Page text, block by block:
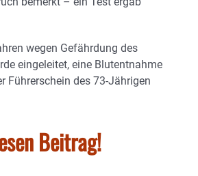
wegen Gefährdung des
eingeleitet, eine Blutentnahme
Führerschein des 73-Jährigen
Beitrag!